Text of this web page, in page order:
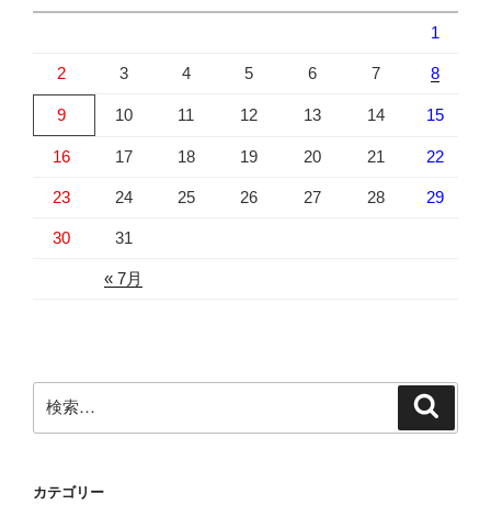
« 7月
1
2 3 4 5 6 7 8
9 10 11 12 13 14 15
16 17 18 19 20 21 22
23 24 25 26 27 28 29
30 31
検
索:
カテゴリー